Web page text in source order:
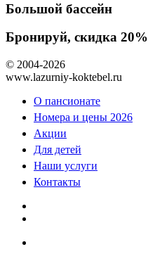
Большой бассейн
Бронируй, скидка 20%
© 2004-2026
www.lazurniy-koktebel.ru
О пансионате
Номера и цены 2026
Акции
Для детей
Наши услуги
Контакты